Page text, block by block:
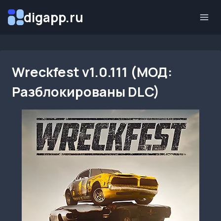
digapp.ru
Wreckfest v1.0.111 (МОД:
Разблокированы DLC)